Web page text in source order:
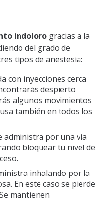
indoloro gracias a la
del grado de
tipos de anestesia:
con inyecciones cerca
despierto
algunos movimientos
también en todos los
administra por una vía
bloquear tu nivel de
inhalando por la
En este caso se pierde
mantienen